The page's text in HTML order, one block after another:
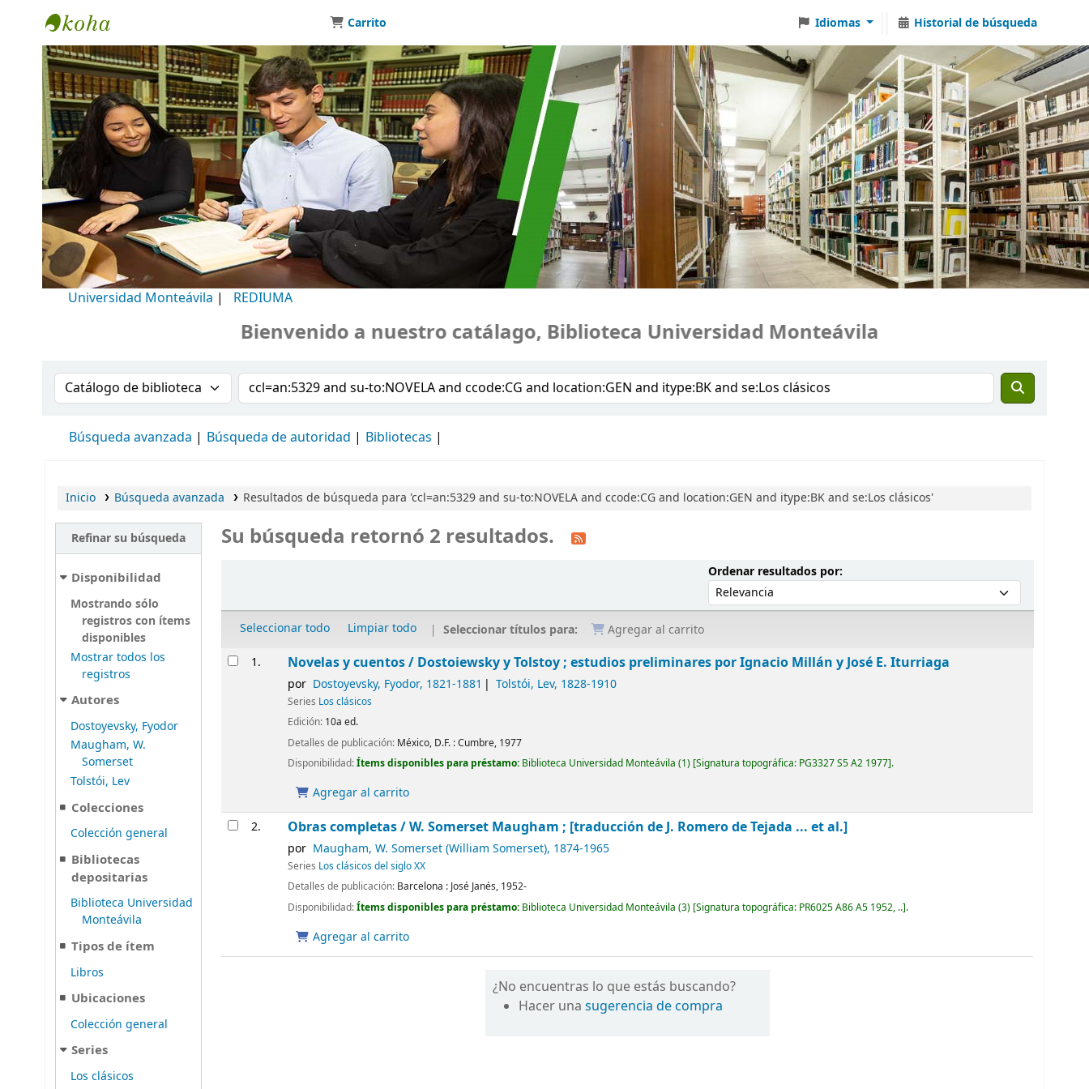
Biblioteca Universidad Monteávila
Carrito Idiomas Historial de búsqueda
Universidad Monteávila | REDIUMA
Bienvenido a nuestro catálago, Biblioteca Universidad Monteávila
Buscar en el catálogo por:Buscar en el catálogo
Búsqueda avanzada Búsqueda de autoridad Bibliotecas
Inicio Búsqueda avanzada Resultados de búsqueda para 'ccl=an:5329 and su-to:NOVELA and ccode:CG and location:GEN and itype:BK and se:Los clásicos'
Refinar su búsqueda
Disponibilidad
Mostrando sólo
registros con ítems
disponibles
Mostrar todos los
registros
Autores
Dostoyevsky, Fyodor
Maugham, W.
Somerset
Tolstói, Lev
Colecciones
Colección general
Bibliotecas
depositarias
Biblioteca Universidad
Monteávila
Tipos de ítem
Libros
Ubicaciones
Colección general
Series
Los clásicos
Su búsqueda retornó 2 resultados.
Ordenar resultados por:Ordenar por:
Seleccionar todo Limpiar todo Seleccionar títulos para: Agregar al carrito
Resultados
1. Novelas y cuentos / Dostoiewsky y Tolstoy ; estudios preliminares por Ignacio Millán y José E. Iturriaga
por Dostoyevsky, Fyodor, 1821-1881 Tolstói, Lev, 1828-1910
Series Los clásicos
Edición: 10a ed.
Detalles de publicación: México, D.F. :Cumbre, 1977
Disponibilidad:Ítems disponibles para préstamo: Biblioteca Universidad Monteávila (1) Signatura topográfica: PG3327 S5 A2 1977 .
Agregar al carrito
2. Obras completas /W. Somerset Maugham ; [traducción de J. Romero de Tejada ... et al.]
por Maugham, W. Somerset (William Somerset), 1874-1965
Series Los clásicos del siglo XX
Detalles de publicación: Barcelona : José Janés, 1952-
Disponibilidad:Ítems disponibles para préstamo: Biblioteca Universidad Monteávila (3) Signatura topográfica: PR6025 A86 A5 1952, .. .
Agregar al carrito
¿No encuentras lo que estás buscando?
Hacer unasugerencia de compra